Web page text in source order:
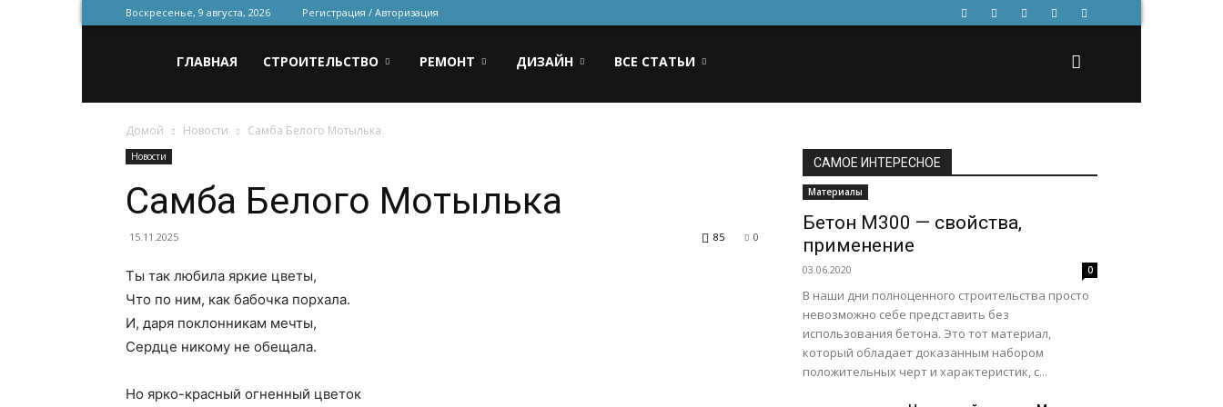
Воскресенье, 9 августа, 2026 Регистрация / Авторизация
для
строительства
и
ремонта
ГЛАВНАЯ СТРОИТЕЛЬСТВО РЕМОНТ ДИЗАЙН ВСЕ СТАТЬИ
Домой Новости Самба Белого Мотылька
Новости
Самба Белого Мотылька
15.11.2025 0
85
Ты так любила яркие цветы,
Что по ним, как бабочка порхала.
И, даря поклонникам мечты,
Сердце никому не обещала.
Но ярко-красный огненный цветок
САМОЕ ИНТЕРЕСНОЕ
Материалы
Бетон М300 — свойства,
применение
03.06.2020 0
В наши дни полноценного строительства просто
невозможно себе представить без
использования бетона. Это тот материал,
который обладает доказанным набором
положительных черт и характеристик, с...